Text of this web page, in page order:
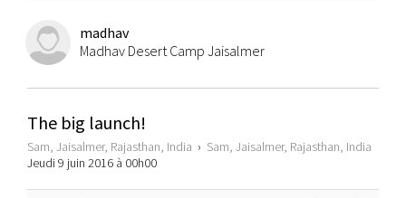
madhav
Madhav Desert Camp Jaisalmer
The big launch!
Sam, Jaisalmer, Rajasthan, India › Sam, Jaisalmer, Rajasthan, India
Jeudi 9 juin 2016 à 00h00